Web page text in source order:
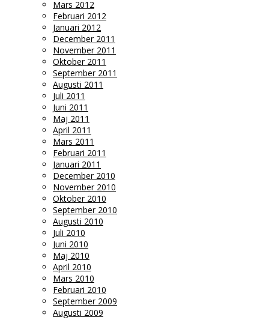
Mars 2012
Februari 2012
Januari 2012
December 2011
November 2011
Oktober 2011
September 2011
Augusti 2011
Juli 2011
Juni 2011
Maj 2011
April 2011
Mars 2011
Februari 2011
Januari 2011
December 2010
November 2010
Oktober 2010
September 2010
Augusti 2010
Juli 2010
Juni 2010
Maj 2010
April 2010
Mars 2010
Februari 2010
September 2009
Augusti 2009